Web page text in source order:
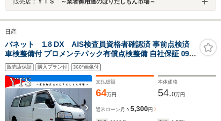
販売店： ＹＴＳ ～業者御用達のほりだしもん市場～
日産
バネット 1.8 DX AIS検査員資格者確認済 事前点検済
車検整備付 プロメンテパック有償点検整備 自社保証 09保
証 カープレミア有償保証 業販可 左側スライドドア レベ
ライザー エアバック
販売店保証 購入プラン付 360°画像付
支払総額
64万円
本体価格
54.0万円
通常ローン 月々5,300円